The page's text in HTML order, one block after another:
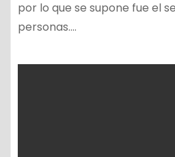
por lo que se supone fue el
personas.…